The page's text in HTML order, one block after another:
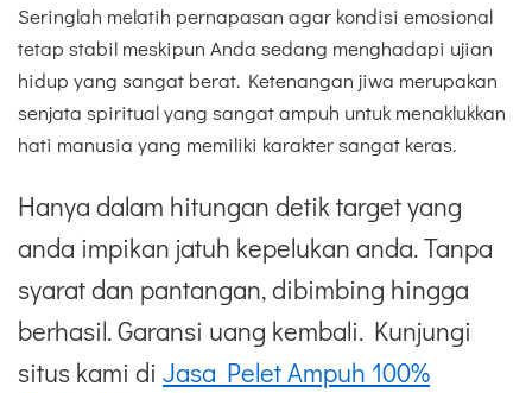
Seringlah melatih pernapasan agar kondisi emosional
tetap stabil meskipun Anda sedang menghadapi ujian
hidup yang sangat berat. Ketenangan jiwa merupakan
senjata spiritual yang sangat ampuh untuk menaklukkan
hati manusia yang memiliki karakter sangat keras.
Hanya dalam hitungan detik target yang
anda impikan jatuh kepelukan anda. Tanpa
syarat dan pantangan, dibimbing hingga
berhasil. Garansi uang kembali. Kunjungi
situs kami di Jasa Pelet Ampuh 100%